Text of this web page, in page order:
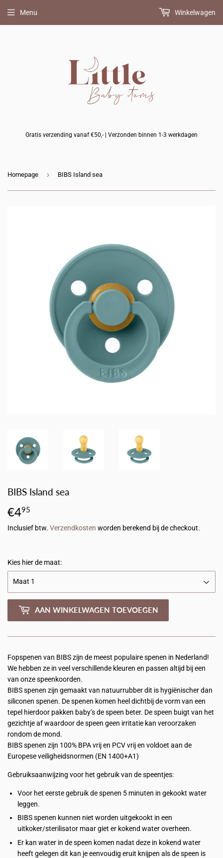
Gratis verzending vanaf €50,- | Verzonden binnen 1-3 werkdagen
Menu Winkelwagen
Homepage › BIBS Island sea
BIBS Island sea
€495
Inclusief btw. Verzendkosten worden berekend bij de checkout.
Kies hier de maat:
AAN WINKELWAGEN TOEVOEGEN
Fopspenen van BIBS zijn de meest populaire spenen in Nederland!
We hebben ze in veel verschillende kleuren en passen altijd bij een
van onze speenkoorden.
BIBS spenen zijn gemaakt van natuurrubber dit is hygiënischer dan
siliconen spenen. De spenen komen heel dichtbij de vorm van een
tepel hierdoor pakken baby’s de speen beter. De speen buigt van het
gezichtje af waardoor de speen geen irritatie kan veroorzaken
rondom de mond.
BIBS spenen zijn 100% BPA vrij en PCV vrij en voldoet aan de
Europese veiligheidsnormen (EN 1400+A1)
Gebruiksaanwijzing voor het gebruik van de speentjes:
Voor het eerste gebruik de spenen 5 minuten in gekookt water
leggen.
BIBS spenen kunnen niet worden uitgekookt in een
uitkoker/sterilisator maar giet er kokend water overheen.
Er kan water in de speen komen nadat deze in kokend water
heeft gelegen dit kan je eenvoudig eruit knijpen als de speen is